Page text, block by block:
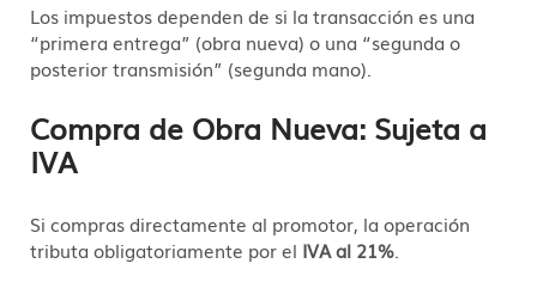
Los impuestos dependen de si la transacción es una
“primera entrega” (obra nueva) o una “segunda o
posterior transmisión” (segunda mano).
Compra de Obra Nueva: Sujeta a
IVA
Si compras directamente al promotor, la operación
tributa obligatoriamente por el IVA al 21%